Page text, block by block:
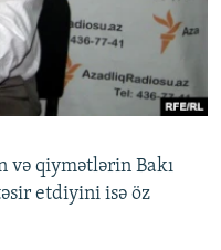
və qiymətlərin Bakı
etdiyini isə öz